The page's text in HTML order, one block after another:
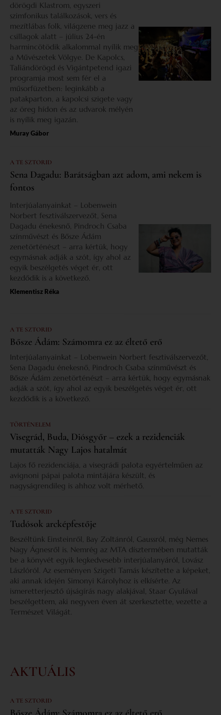
dörögdi Klastrom, egyszeri
szimfonikus találkozások, vers és
mezítlábas folk, világzene meg jazz a
csillagok alatt – július 24-én
harmincötödik alkalommal nyílik meg
a Művészetek Völgye. De Kapolcs,
Taliándörögd és Vigántpetend igazi
programja most sem fér el a
műsorfüzetben: leginkább a
patakparton, a kapolcsi szigete vagy
az öreg hídon és az udvarok mélyén
is nyílik meg igazán.
Muray Gábor
A TE SZTORID
Sena Dagadu: Barátságban azt adom, ami nekem is
fontos
Interjúalanyainkat – Lobenwein
Norbert fesztiválszervezőt, Sena
Dagadu énekesnő, Pindroch Csaba
színművészt és Bősze Ádám
zenetörténészt – arra kértük, hogy
egymásnak adják a szót, így ahol az
egyik beszélgetés véget ér, ott
kezdődik is a következő.
Klementisz Réka
A TE SZTORID
Bősze Ádám: Számomra ez az éltető erő
Interjúalanyainkat – Lobenwein Norbert fesztiválszervezőt,
Sena Dagadu énekesnő, Pindroch Csaba színművészt és
Bősze Ádám zenetörténészt – arra kértük, hogy egymásnak
adják a szót, így ahol az egyik beszélgetés véget ér, ott
kezdődik is a következő.
TÖRTÉNELEM
Visegrád, Buda, Diósgyőr – ezek a rezidenciák
mutatták Nagy Lajos hatalmát
Lajos fő rezidenciája, a visegrádi palota egyértelműen az
avignoni pápai palota mintájára készült, és
nagyságrendileg is ahhoz volt mérhető.
A TE SZTORID
Tudósok arcképfestője
Beszéltünk Einsteinről, Bay Zoltánról, Gaussról, még Nemes
Nagy Ágnesről is. Nemrég az MTA dísztermében mutatták
be a könyvét egyik legkedvesebb interjúalanyáról, Lovász
Lászlóról. Az eseményen Szigeti Tamás készítette a képeket,
aki annak idején Simonyi Károlyhoz is elkísérte. Az
ismeretterjesztő újságírás nagy alakjával, Staar Gyulával
beszélgettem, aki negyven éven át szerkesztette, vezette a
Természet Világát.
AKTUÁLIS
A TE SZTORID